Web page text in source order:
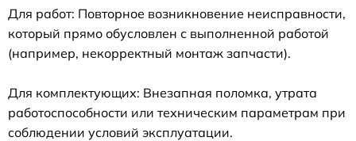
Для работ: Повторное возникновение неисправности,
который прямо обусловлен с выполненной работой
(например, некорректный монтаж запчасти).
Для комплектующих: Внезапная поломка, утрата
работоспособности или техническим параметрам при
соблюдении условий эксплуатации.